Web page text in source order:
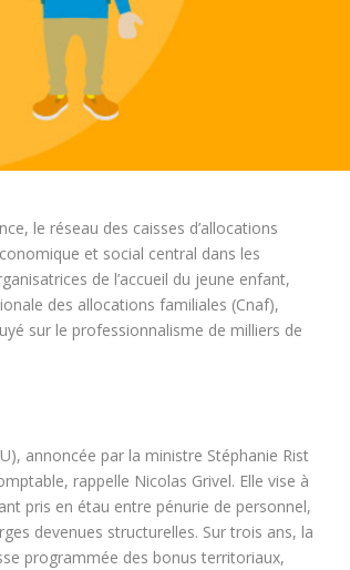
le réseau des caisses d’allocations
et social central dans les
de l’accueil du jeune enfant,
des allocations familiales (Cnaf),
sur le professionnalisme de milliers de
annoncée par la ministre Stéphanie Rist
rappelle Nicolas Grivel. Elle vise à
pris en étau entre pénurie de personnel,
devenues structurelles. Sur trois ans, la
programmée des bonus territoriaux,